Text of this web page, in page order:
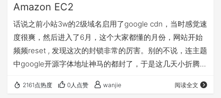
Amazon EC2
话说之前小站3w的2级域名启用了google cdn，当时感觉速
度很爽，然后进入了6月，这个大家都懂的月份，网站开始
频频reset , 发现这次的封锁非常的厉害。别的不说，连主题
中google开源字体地址神马的都封了，于是这几天小折腾了
别说速度还真有提升。 申请过程略，网上有，需要绑定一个
2161点热度 0人点赞 wanjie 阅读全文